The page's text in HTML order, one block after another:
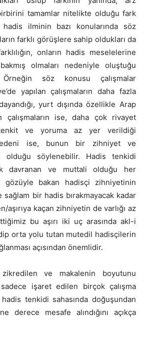
tamamlar nitelikte olduğu fark
ilminin bazı konularında söz
farklı görüşlere sahip oldukları da
onların hadis meselelerine
olmaları nedeniyle oluştuğu
Örneğin söz konusu çalışmalar
yapılan çalışmaların daha fazla
yurt dışında özellikle Arap
çalışmaların ise, daha çok rivayet
tenkit ve yoruma az yer verildiği
Nedeni ise, bunun bir zihniyet ve
olduğu söylenebilir. Hadis tenkidi
davranan ve muttali olduğu her
gözüyle bakan hadisçi zihniyetinin
sağlam bir hadis bırakmayacak kadar
kaçan zihniyetin de varlığı az
bu aşırı iki uç arasında akl-i
orta yolu tutan mutedil hadisçilerin
açısından önemlidir.
ve makalenin boyutunu
işaret edilen birçok çalışma
tenkidi sahasında doğuşundan
derece mesafe alındığını açıkça